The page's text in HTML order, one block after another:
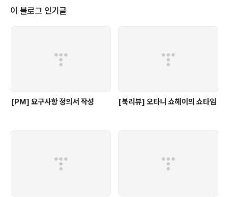
었다.결론적으로는 이 책에 나온 기억에 남는 구절들을 프로젝트를 진행하며 활
용했던 기억이 난다.북리뷰를 작성하며 다시 내용을 복기해..
이 블로그 인기글
[PM] 요구사항 정의서 작성 [북리뷰] 오타니 쇼헤이의 쇼타임